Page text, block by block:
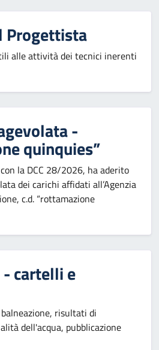
Progettista
alle attività dei tecnici inerenti
-
quinquies”
la DCC 28/2026, ha aderito
dei carichi affidati all’Agenzia
c.d. “rottamazione
cartelli e
risultati di
dell'acqua, pubblicazione